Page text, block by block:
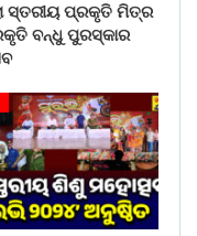
ସ୍ତରୀୟ ପ୍ରକୃତି ମିତ୍ର
ବନ୍ଧୁ ପୁରସ୍କାର